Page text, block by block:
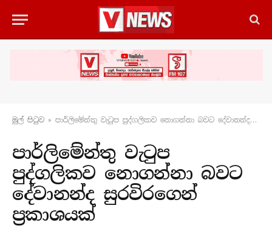
මුල් පිටු​ව » පාර්ලිමේන්තු වැටුප පුද්ගලිකව නොගන්නා බවට දේවානන්ද සුරවිරගෙන් ප්‍රකාශයක්
පාර්ලිමේන්තු වැටුප
පුද්ගලිකව නොගන්නා බවට
දේවානන්ද සුරවිරගෙන්
ප්‍රකාශයක්